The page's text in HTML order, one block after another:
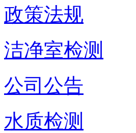
政策法规
洁净室检测
公司公告
水质检测